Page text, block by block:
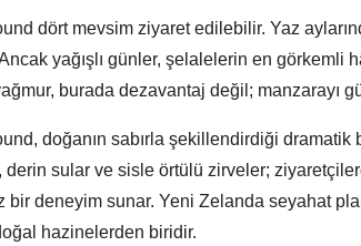
dört mevsim ziyaret edilebilir. Yaz
Ancak yağışlı günler, şelalelerin en görkemli
burada dezavantaj değil; manzarayı
doğanın sabırla şekillendirdiği dramatik
derin sular ve sisle örtülü zirveler;
bir deneyim sunar. Yeni Zelanda seyahat
hazinelerden biridir.